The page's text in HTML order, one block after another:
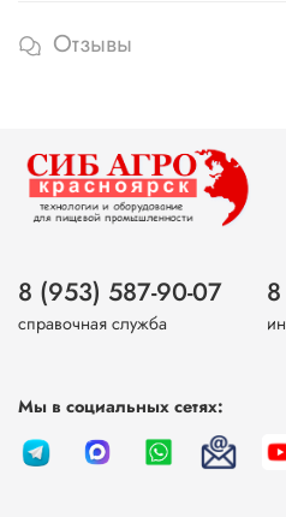
Отзывы
8 (953) 587-90-07
справочная служба
Мы в социальных сетях: